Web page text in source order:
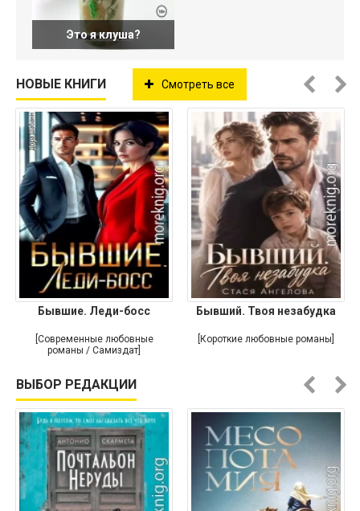
Это я клуша?
НОВЫЕ КНИГИ Смотреть все
Бывшие. Леди-босс
[Современные любовные
романы / Самиздат]
Бывший. Твоя незабудка
[Короткие любовные романы]
ВЫБОР РЕДАКЦИИ